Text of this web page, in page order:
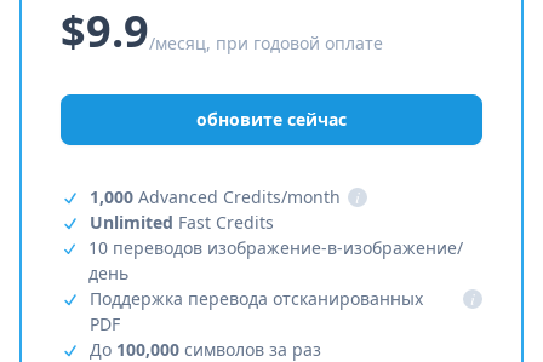
$9.9/месяц, при годовой оплате
обновите сейчас
1,000 Advanced Credits/month
i
Unlimited Fast Credits
10 переводов изображение-в-изображение/
день
Поддержка перевода отсканированных
PDF
i
До 100,000 символов за раз